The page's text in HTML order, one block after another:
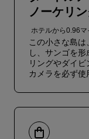
ノーケリ
ホテルから0.96
この小さな島
し、サンゴを
リングやダイ
カメラを必ず使